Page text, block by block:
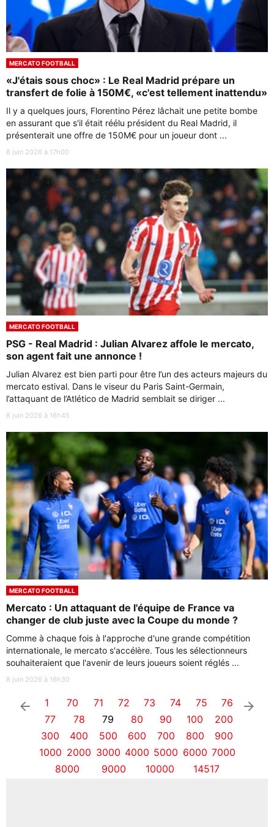
MERCATO FOOTBALL
«J'étais sous choc» : Le Real Madrid prépare un
transfert de folie à 150M€, «c'est tellement inattendu»
Il y a quelques jours, Florentino Pérez lâchait une petite bombe
en assurant que s'il était réélu président du Real Madrid, il
présenterait une offre de 150M€ pour un joueur dont ...
8 juin 2026 à 17h00
MERCATO FOOTBALL
PSG - Real Madrid : Julian Alvarez affole le mercato,
son agent fait une annonce !
Julian Alvarez est bien parti pour être l’un des acteurs majeurs du
mercato estival. Dans le viseur du Paris Saint-Germain,
l’attaquant de l’Atlético de Madrid semblait se diriger ...
8 juin 2026 à 16h45
MERCATO FOOTBALL
Mercato : Un attaquant de l'équipe de France va
changer de club juste avec la Coupe du monde ?
Comme à chaque fois à l'approche d'une grande compétition
internationale, le mercato s'accélère. Tous les sélectionneurs
souhaiteraient que l'avenir de leurs joueurs soient réglés ...
8 juin 2026 à 16h30
arrow_left 1 70 71 72 73 74 75
76
77
78 79 80 90 100
200
300
400 500 600 700 800
900
1000 2000 3000 4000 5000 6000 7000
8000
9000 10000 14517
arrow_right